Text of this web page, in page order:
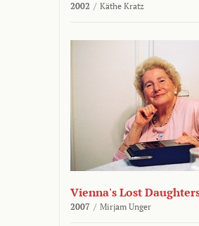
2002 / Käthe Kratz
Vienna's Lost
2007 / Mirjam Unger